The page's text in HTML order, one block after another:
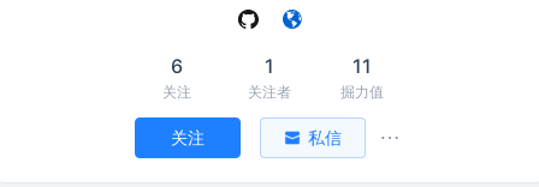
6
关注
1
关注者
11
掘力值
关注 私信